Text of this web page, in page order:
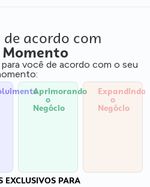
acordo com
você de acordo com o seu
Aprimorando
o
Negócio
Expandindo
o
Negócio
EXCLUSIVOS PARA